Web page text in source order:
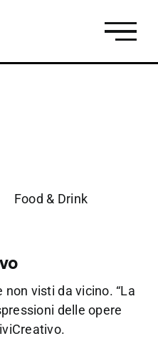
Food & Drink
visti da vicino. “La
delle opere